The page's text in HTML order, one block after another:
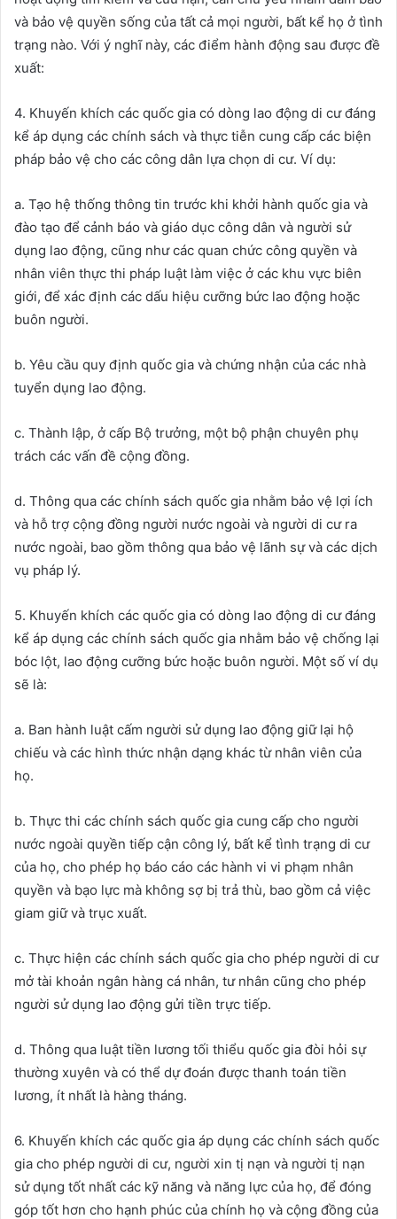
và bảo vệ quyền sống của tất cả mọi người, bất kể họ ở tình
trạng nào. Với ý nghĩ này, các điểm hành động sau được đề
xuất:
4. Khuyến khích các quốc gia có dòng lao động di cư đáng
kể áp dụng các chính sách và thực tiễn cung cấp các biện
pháp bảo vệ cho các công dân lựa chọn di cư. Ví dụ:
a. Tạo hệ thống thông tin trước khi khởi hành quốc gia và
đào tạo để cảnh báo và giáo dục công dân và người sử
dụng lao động, cũng như các quan chức công quyền và
nhân viên thực thi pháp luật làm việc ở các khu vực biên
giới, để xác định các dấu hiệu cưỡng bức lao động hoặc
buôn người.
b. Yêu cầu quy định quốc gia và chứng nhận của các nhà
tuyển dụng lao động.
c. Thành lập, ở cấp Bộ trưởng, một bộ phận chuyên phụ
trách các vấn đề cộng đồng.
d. Thông qua các chính sách quốc gia nhằm bảo vệ lợi ích
và hỗ trợ cộng đồng người nước ngoài và người di cư ra
nước ngoài, bao gồm thông qua bảo vệ lãnh sự và các dịch
vụ pháp lý.
5. Khuyến khích các quốc gia có dòng lao động di cư đáng
kể áp dụng các chính sách quốc gia nhằm bảo vệ chống lại
bóc lột, lao động cưỡng bức hoặc buôn người. Một số ví dụ
sẽ là:
a. Ban hành luật cấm người sử dụng lao động giữ lại hộ
chiếu và các hình thức nhận dạng khác từ nhân viên của
họ.
b. Thực thi các chính sách quốc gia cung cấp cho người
nước ngoài quyền tiếp cận công lý, bất kể tình trạng di cư
của họ, cho phép họ báo cáo các hành vi vi phạm nhân
quyền và bạo lực mà không sợ bị trả thù, bao gồm cả việc
giam giữ và trục xuất.
c. Thực hiện các chính sách quốc gia cho phép người di cư
mở tài khoản ngân hàng cá nhân, tư nhân cũng cho phép
người sử dụng lao động gửi tiền trực tiếp.
d. Thông qua luật tiền lương tối thiểu quốc gia đòi hỏi sự
thường xuyên và có thể dự đoán được thanh toán tiền
lương, ít nhất là hàng tháng.
6. Khuyến khích các quốc gia áp dụng các chính sách quốc
gia cho phép người di cư, người xin tị nạn và người tị nạn
sử dụng tốt nhất các kỹ năng và năng lực của họ, để đóng
góp tốt hơn cho hạnh phúc của chính họ và cộng đồng của